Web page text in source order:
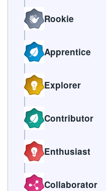
Rookie
Apprentice
Explorer
Contributor
Enthusiast
Collaborator